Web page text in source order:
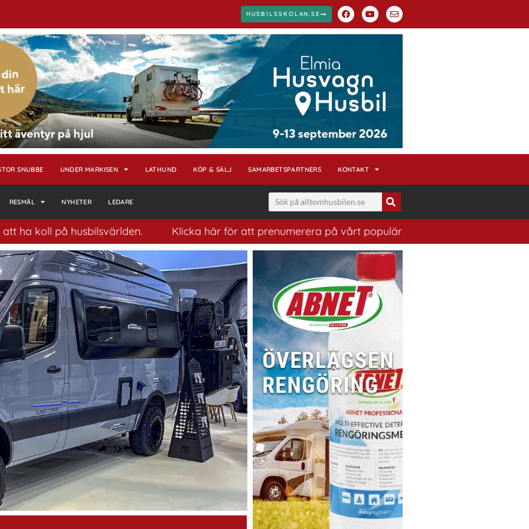
HUSBILSSKOLAN.SE
SNUBBE UNDER MARKISEN LATHUND KÖP & SÄLJ SAMARBETSPARTNERS KONTAKT
RESMÅL NYHETER LEDARE
Klicka här för att prenumerera på vårt populära nyhetsbrev. Ett bra sätt att ha koll på